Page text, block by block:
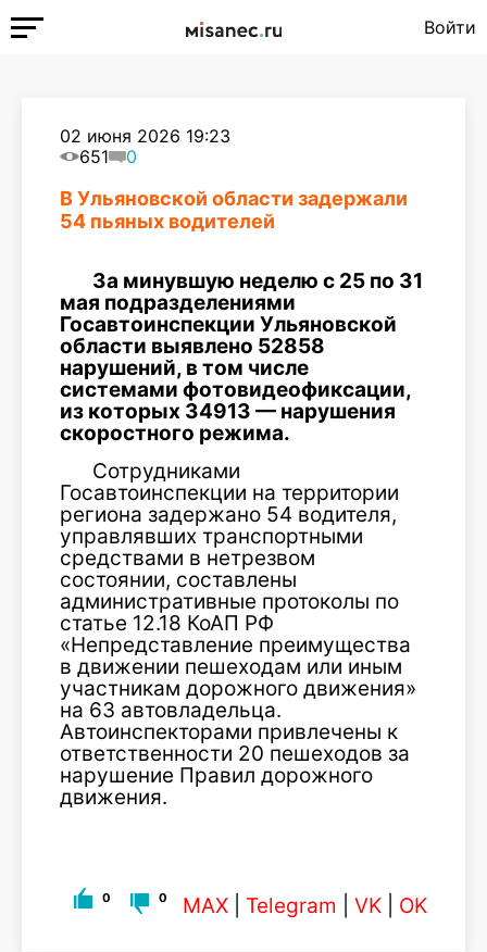
Войти
02 июня 2026 19:23
651
0
В Ульяновской области задержали
54 пьяных водителей
За минувшую неделю с 25 по 31
мая подразделениями
Госавтоинспекции Ульяновской
области выявлено 52858
нарушений, в том числе
системами фотовидеофиксации,
из которых 34913 — нарушения
скоростного режима.
Сотрудниками
Госавтоинспекции на территории
региона задержано 54 водителя,
управлявших транспортными
средствами в нетрезвом
состоянии, составлены
административные протоколы по
статье 12.18 КоАП РФ
«Непредставление преимущества
в движении пешеходам или иным
участникам дорожного движения»
на 63 автовладельца.
Автоинспекторами привлечены к
ответственности 20 пешеходов за
нарушение Правил дорожного
движения.
0 0 MAX Telegram VK OK